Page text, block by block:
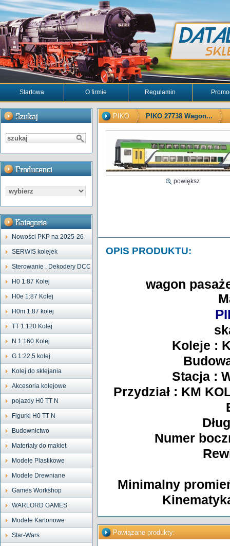
Startowa O firmie Regulamin
Nowości PKP na 2025-26
SERWIS kolejek
Sterowanie , Dekodery DCC
H0 1:87 Kolej
H0e 1:87 Kolej
H0m 1:87 kolej
TT 1:120 Kolej
N 1:160 Kolej
G 1:22,5 kolej
Kolej do sklejania
Akcesoria kolejowe
pojazdy H0 TT N
Figurki H0 TT N
Budownictwo
Materiały do makiet
Modele Plastikowe
Modele Drewniane
Games Workshop
WARLORD GAMES
Modele Kartonowe
Star-Wars
PIKO PIKO 27738 Wagon...
powiększ
OPIS PRODUKTU:
wagon
Koleje :
Stacja :
Przydział : KM
Numer
Minimalny
Powiązane produkty: